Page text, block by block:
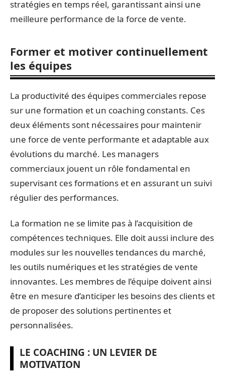
stratégies en temps réel, garantissant ainsi une
meilleure performance de la force de vente.
Former et motiver continuellement
les équipes
La productivité des équipes commerciales repose
sur une formation et un coaching constants. Ces
deux éléments sont nécessaires pour maintenir
une force de vente performante et adaptable aux
évolutions du marché. Les managers
commerciaux jouent un rôle fondamental en
supervisant ces formations et en assurant un suivi
régulier des performances.
La formation ne se limite pas à l’acquisition de
compétences techniques. Elle doit aussi inclure des
modules sur les nouvelles tendances du marché,
les outils numériques et les stratégies de vente
innovantes. Les membres de l’équipe doivent ainsi
être en mesure d’anticiper les besoins des clients et
de proposer des solutions pertinentes et
personnalisées.
LE COACHING : UN LEVIER DE
MOTIVATION